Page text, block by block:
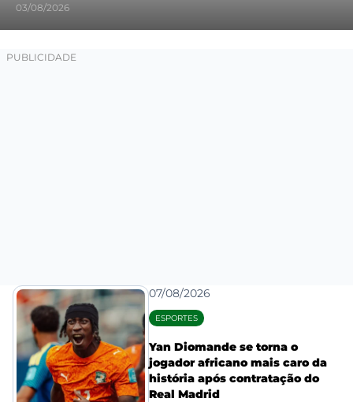
03/08/2026
07/08/2026
ESPORTES
Yan Diomande se torna o
jogador africano mais caro da
história após contratação do
Real Madrid